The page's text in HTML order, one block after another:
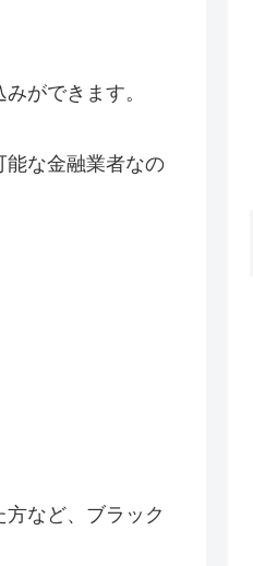
ができます。
能な金融業者なの
など、ブラック